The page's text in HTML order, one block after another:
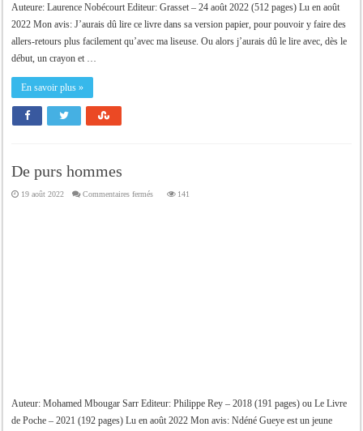
Auteure: Laurence Nobécourt Editeur: Grasset – 24 août 2022 (512 pages) Lu en août
2022 Mon avis: J’aurais dû lire ce livre dans sa version papier, pour pouvoir y faire des
allers-retours plus facilement qu’avec ma liseuse. Ou alors j’aurais dû le lire avec, dès le
début, un crayon et …
En savoir plus »
De purs hommes
19 août 2022 Commentaires fermés 141
Auteur: Mohamed Mbougar Sarr Editeur: Philippe Rey – 2018 (191 pages) ou Le Livre
de Poche – 2021 (192 pages) Lu en août 2022 Mon avis: Ndéné Gueye est un jeune